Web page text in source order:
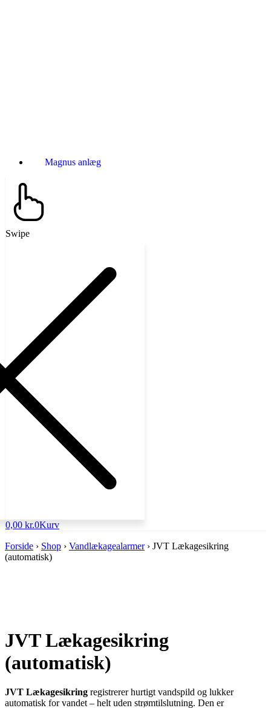
Magnus anlæg
Swipe
0,00 kr.0Kurv
Forside › Shop › Vandlækagealarmer› JVT Lækagesikring
(automatisk)
JVT Lækagesikring
(automatisk)
JVT Lækagesikring registrerer hurtigt vandspild og lukker
automatisk for vandet – helt uden strømtilslutning. Den er